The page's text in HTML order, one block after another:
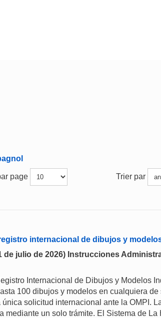
page Trier par
internacional de dibujos y
de julio de 2026) Instrucciones
Internacional de Dibujos y Modelos
100 dibujos y modelos en cualquiera de
solicitud internacional ante la OMPI.
mediante un solo trámite. El Sistema de La